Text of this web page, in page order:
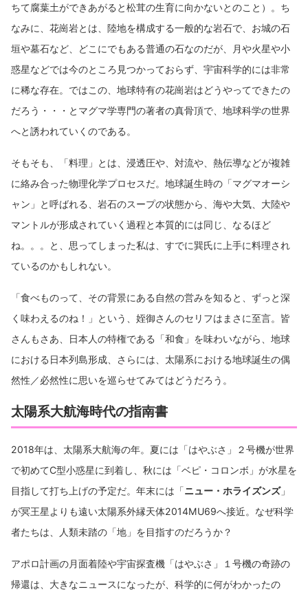
ちて腐葉土ができあがると松茸の生育に向かないとのこと）。ち
なみに、花崗岩とは、陸地を構成する一般的な岩石で、お城の石
垣や墓石など、どこにでもある普通の石なのだが、月や火星や小
惑星などでは今のところ見つかっておらず、宇宙科学的には非常
に稀な存在。ではこの、地球特有の花崗岩はどうやってできたの
だろう・・・とマグマ学専門の著者の真骨頂で、地球科学の世界
へと誘われていくのである。
そもそも、「料理」とは、浸透圧や、対流や、熱伝導などが複雑
に絡み合った物理化学プロセスだ。地球誕生時の「マグマオーシ
ャン」と呼ばれる、岩石のスープの状態から、海や大気、大陸や
マントルが形成されていく過程と本質的には同じ、なるほど
ね。。。と、思ってしまった私は、すでに巽氏に上手に料理され
ているのかもしれない。
「食べものって、その背景にある自然の営みを知ると、ずっと深
く味わえるのね！」という、姪御さんのセリフはまさに至言。皆
さんもさあ、日本人の特権である「和食」を味わいながら、地球
における日本列島形成、さらには、太陽系における地球誕生の偶
然性／必然性に思いを巡らせてみてはどうだろう。
太陽系大航海時代の指南書
2018年は、太陽系大航海の年。夏には「はやぶさ」２号機が世界
で初めてC型小惑星に到着し、秋には「ベピ・コロンボ」が水星を
目指して打ち上げの予定だ。年末には「ニュー・ホライズンズ」
が冥王星よりも遠い太陽系外縁天体2014MU69へ接近。なぜ科学
者たちは、人類未踏の「地」を目指すのだろうか？
アポロ計画の月面着陸や宇宙探査機「はやぶさ」１号機の奇跡の
帰還は、大きなニュースになったが、科学的に何がわかったの